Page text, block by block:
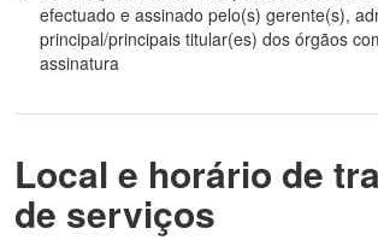
efectuado e assinado pelo(s) gerente(s),
principal/principais titular(es) dos órgãos
assinatura
Local e horário de
de serviços